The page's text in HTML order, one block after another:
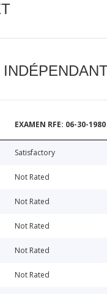
EXAMEN RFE: 06-30-1980
Satisfactory
Not Rated
Not Rated
Not Rated
Not Rated
Not Rated